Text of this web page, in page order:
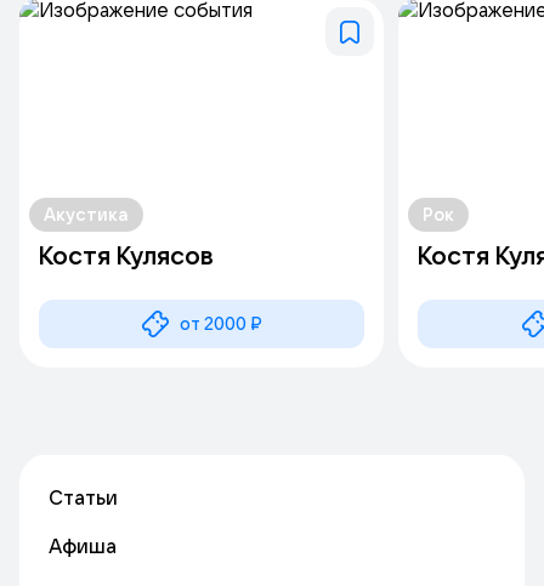
Акустика
Костя Кулясов
от 2000 ₽
Рок
Костя
Статьи
Афиша